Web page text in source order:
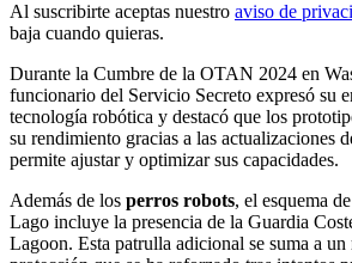
Al suscribirte aceptas nuestro aviso de
baja cuando quieras.
Durante la Cumbre de la OTAN 2024 en
funcionario del Servicio Secreto expresó su
tecnología robótica y destacó que los
su rendimiento gracias a las actualizaciones
permite ajustar y optimizar sus capacidades.
Además de los perros robots, el esquema
Lago incluye la presencia de la Guardia
Lagoon. Esta patrulla adicional se suma a un